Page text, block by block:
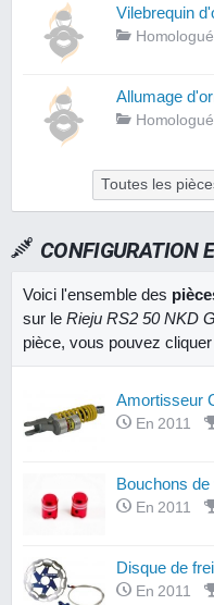
Vilebrequin
Homologué
Allumage
Homologué
Toutes les
CONFIGURATION
Voici l'ensemble des
sur le Rieju RS2 50 NKD
pièce, vous pouvez
Amortisseur
En 2011
Bouchons
En 2011
Disque de
En 2011